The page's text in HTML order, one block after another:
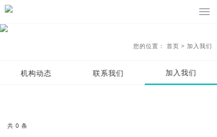
您的位置： 首页 > 加入我们
机构动态 联系我们 加入我们
共 0 条